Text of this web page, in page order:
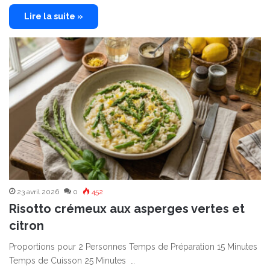
Lire la suite »
23 avril 2026 0 452
Risotto crémeux aux asperges vertes et
citron
Proportions pour 2 Personnes Temps de Préparation 15 Minutes
Temps de Cuisson 25 Minutes …